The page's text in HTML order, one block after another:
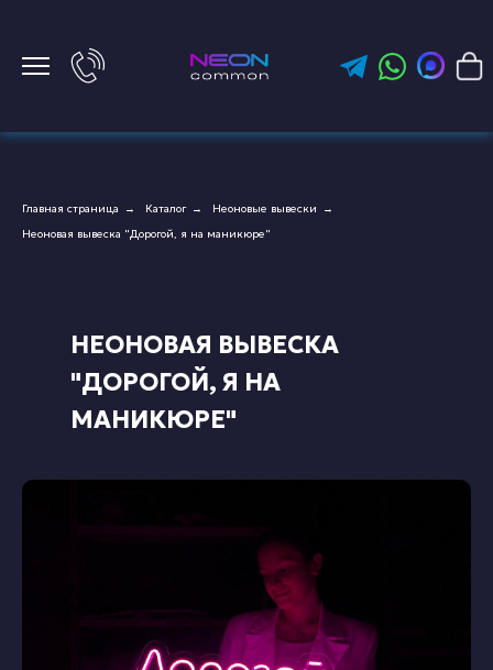
Главная страница → Каталог → Неоновые вывески →
Неоновая вывеска "Дорогой, я на маникюре"
НЕОНОВАЯ ВЫВЕСКА
"ДОРОГОЙ, Я НА
МАНИКЮРЕ"